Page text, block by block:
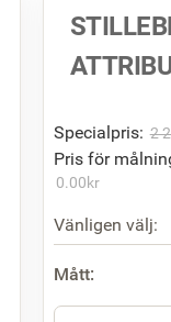
Specialpris: 2
Pris för
0.00kr
Vänligen välj:
Mått: